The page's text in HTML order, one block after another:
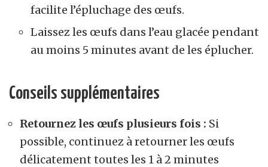
facilite l’épluchage des œufs.
Laissez les œufs dans l’eau glacée pendant
au moins 5 minutes avant de les éplucher.
Conseils supplémentaires
Retournez les œufs plusieurs fois : Si
possible, continuez à retourner les œufs
délicatement toutes les 1 à 2 minutes